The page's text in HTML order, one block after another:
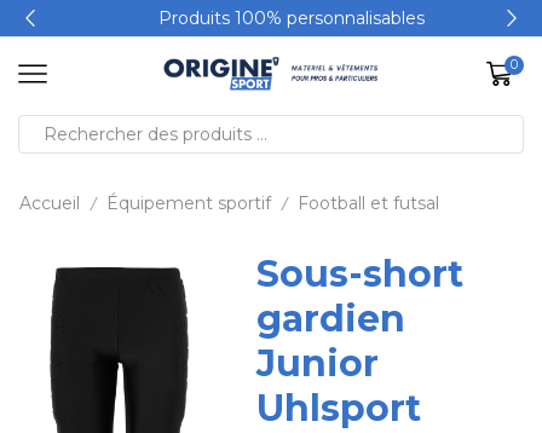
Produits 100% personnalisables
0
Accueil / Équipement sportif / Football et futsal
Sous-short
gardien
Junior
Uhlsport